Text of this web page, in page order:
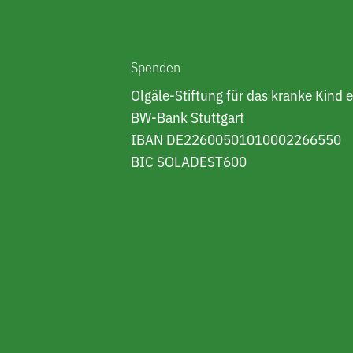
Spenden
Olgäle-Stiftung für das kranke Kind
BW-Bank Stuttgart
IBAN DE22600501010002266550
BIC SOLADEST600